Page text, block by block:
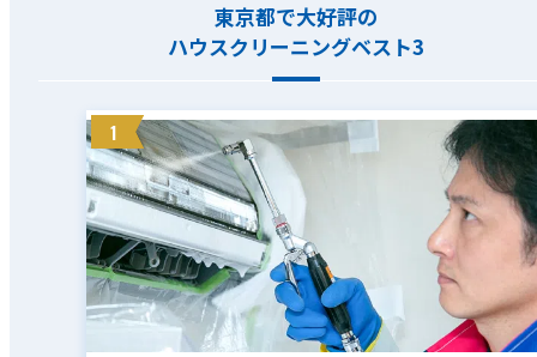
東京都で大好評の
ハウスクリーニングベスト3
1